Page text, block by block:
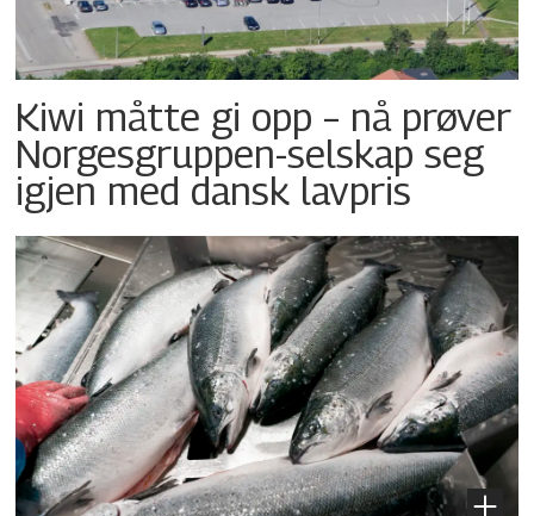
Kiwi måtte gi opp – nå prøver
Norgesgruppen-selskap seg
igjen med dansk lavpris